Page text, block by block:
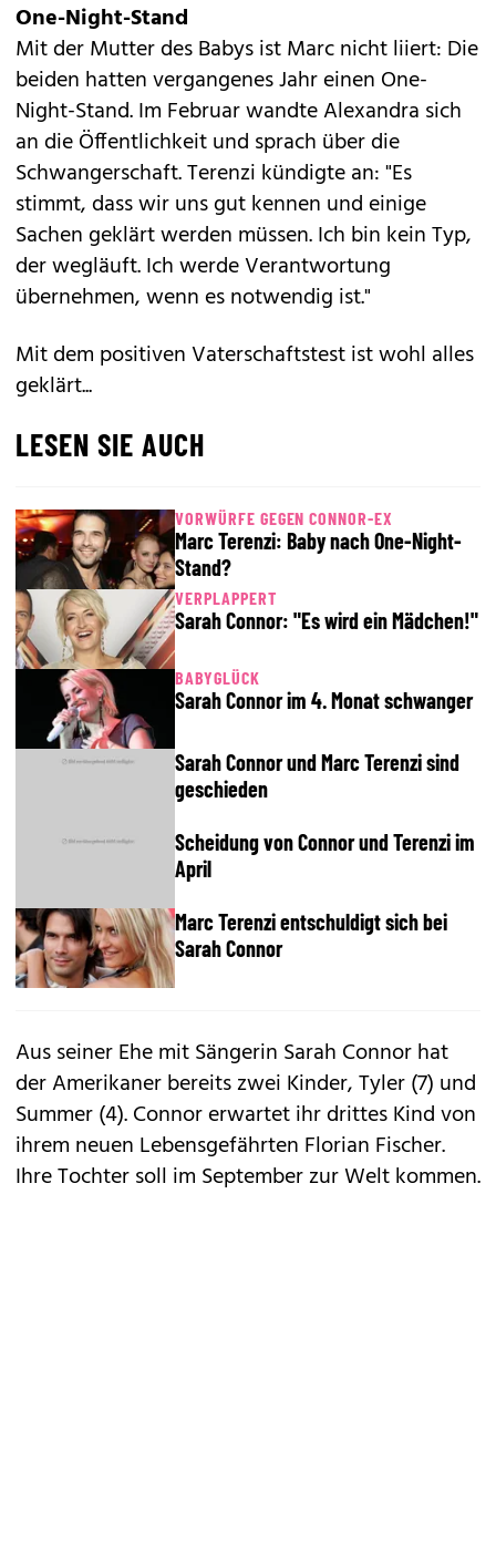
One-Night-Stand
Mit der Mutter des Babys ist Marc nicht liiert: Die
beiden hatten vergangenes Jahr einen One-
Night-Stand. Im Februar wandte Alexandra sich
an die Öffentlichkeit und sprach über die
Schwangerschaft. Terenzi kündigte an: "Es
stimmt, dass wir uns gut kennen und einige
Sachen geklärt werden müssen. Ich bin kein Typ,
der wegläuft. Ich werde Verantwortung
übernehmen, wenn es notwendig ist."
Mit dem positiven Vaterschaftstest ist wohl alles
geklärt...
LESEN SIE AUCH
VORWÜRFE GEGEN CONNOR-EX
Marc Terenzi: Baby nach One-Night-
Stand?
VERPLAPPERT
Sarah Connor: "Es wird ein Mädchen!"
BABYGLÜCK
Sarah Connor im 4. Monat schwanger
Sarah Connor und Marc Terenzi sind
geschieden
Scheidung von Connor und Terenzi im
April
Marc Terenzi entschuldigt sich bei
Sarah Connor
Aus seiner Ehe mit Sängerin Sarah Connor hat
der Amerikaner bereits zwei Kinder, Tyler (7) und
Summer (4).Connor erwartet ihr drittes Kindvon
ihrem neuen Lebensgefährten Florian Fischer.
Ihre Tochter soll im September zur Welt kommen.